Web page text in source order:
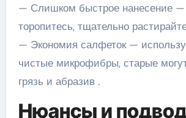
— Слишком быстрое нанесение —
торопитесь, тщательно
— Экономия салфеток —
чистые микрофибры, старые
грязь и абразив .
Нюансы и